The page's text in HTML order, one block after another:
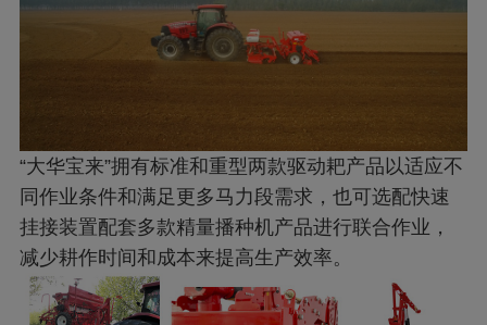
“大华宝来”拥有标准和重型两款驱动耙产品以适应不
同作业条件和满足更多马力段需求，也可选配快速
挂接装置配套多款精量播种机产品进行联合作业，
减少耕作时间和成本来提高生产效率。